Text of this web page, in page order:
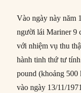
Vào ngày này năm
người lái Mariner 9
với nhiệm vụ thu
hành tinh thứ tư
pound (khoảng
vào ngày 13/11/